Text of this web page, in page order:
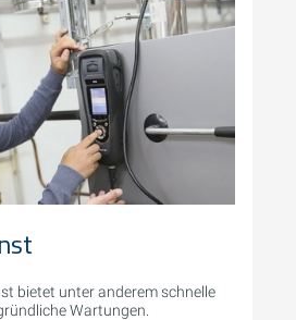
bietet unter anderem schnelle
Wartungen.